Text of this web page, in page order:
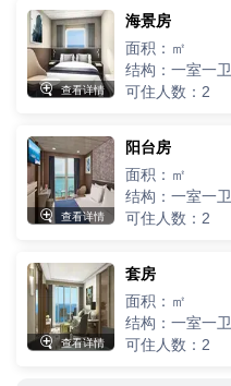
单人间
一人单价
三人间
3人，人均单价
四人间
4人，人均单价
 查看详情
海景房
面积：㎡
结构：一室一卫
可住人数：2
单人间
一人单价
三人间
3人，人均单价
 查看详情
阳台房
面积：㎡
结构：一室一卫
可住人数：2
单人间
一人单价
 查看详情
套房
面积：㎡
结构：一室一卫
可住人数：2